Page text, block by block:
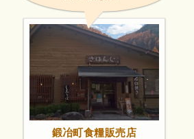
鍛冶町食糧販売店